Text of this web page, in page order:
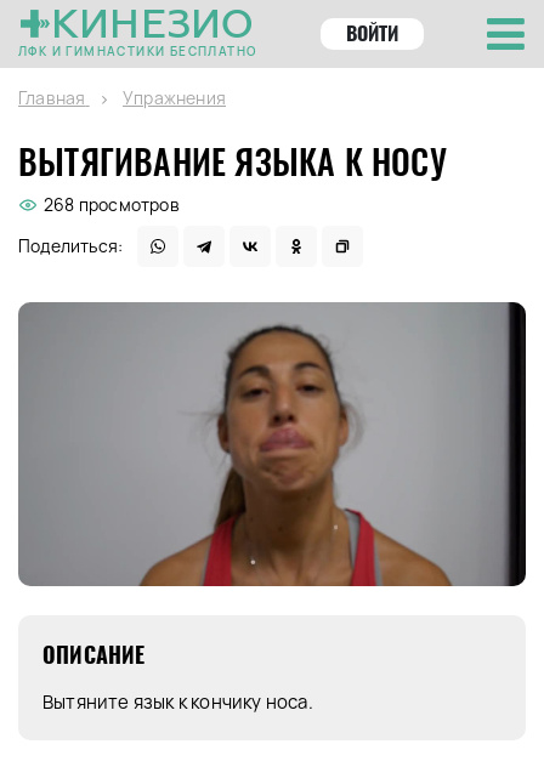
КИНЕЗИО
ЛФК И ГИМНАСТИКИ БЕСПЛАТНО
ВОЙТИ
Главная Упражнения
ВЫТЯГИВАНИЕ ЯЗЫКА К НОСУ
268 просмотров
Поделиться:
ОПИСАНИЕ
Вытяните язык к кончику носа.